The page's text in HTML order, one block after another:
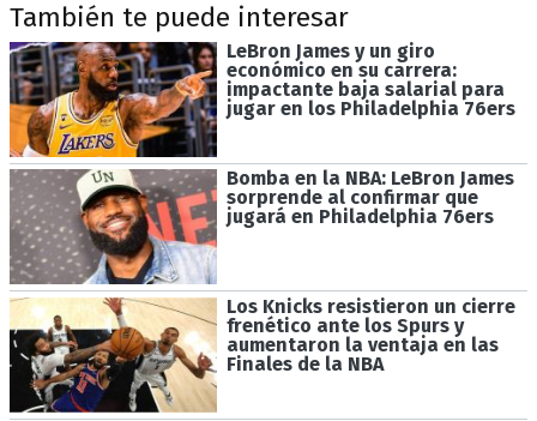
También te puede interesar
LeBron James y un giro
económico en su carrera:
impactante baja salarial para
jugar en los Philadelphia 76ers
Bomba en la NBA: LeBron James
sorprende al confirmar que
jugará en Philadelphia 76ers
Los Knicks resistieron un cierre
frenético ante los Spurs y
aumentaron la ventaja en las
Finales de la NBA